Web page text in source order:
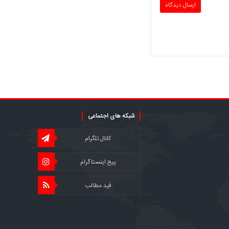
شبکه های اجتماعی
کانال تلگرام
پیج اینستاگرام
فید مطالب